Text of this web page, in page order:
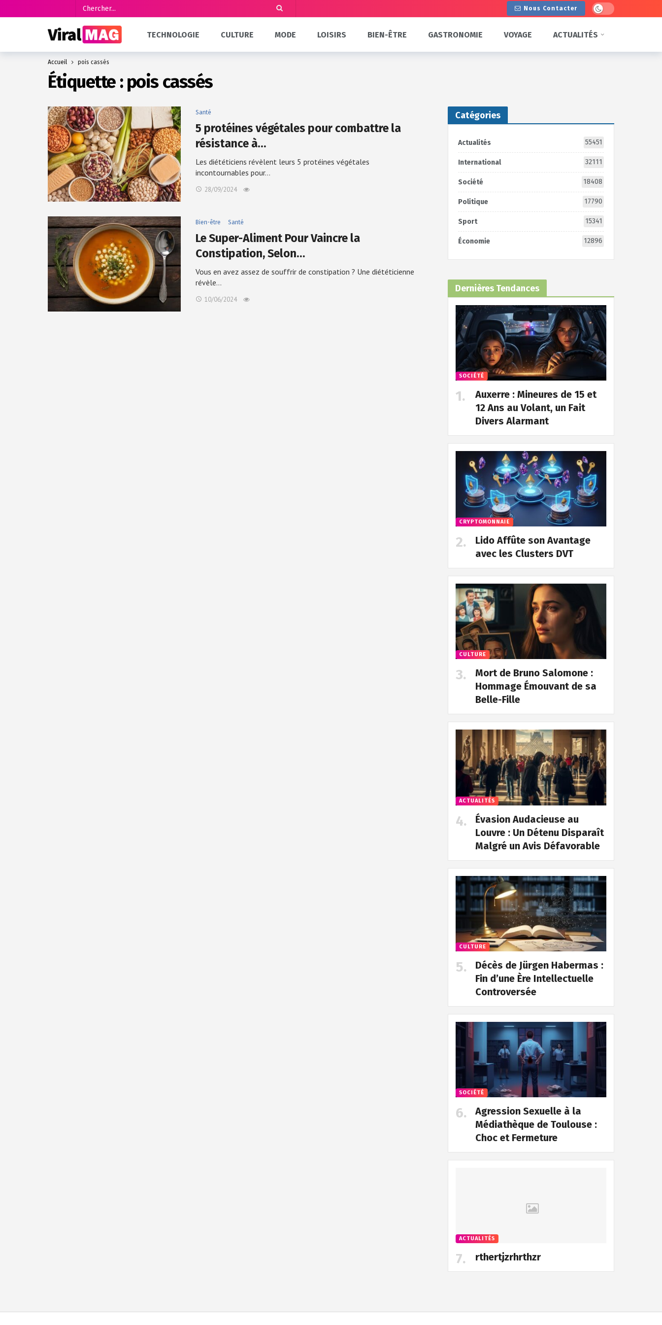
Nous Contacter Dark mode
TECHNOLOGIE CULTURE MODE LOISIRS BIEN-ÊTRE GASTRONOMIE VOYAGE ACTUALITÉS
Accueil pois cassés
Étiquette : pois cassés
Santé
5 protéines végétales pour combattre la
résistance à…
Les diététiciens révèlent leurs 5 protéines végétales
incontournables pour…
28/09/2024
Bien-être Santé
Le Super-Aliment Pour Vaincre la
Constipation, Selon…
Vous en avez assez de souffrir de constipation ? Une diététicienne
révèle…
10/06/2024
Catégories
Actualités 55451
International 32111
Société 18408
Politique 17790
Sport 15341
Économie 12896
Dernières Tendances
SOCIÉTÉ
Auxerre : Mineures de 15 et
12 Ans au Volant, un Fait
Divers Alarmant
CRYPTOMONNAIE
Lido Affûte son Avantage
avec les Clusters DVT
CULTURE
Mort de Bruno Salomone :
Hommage Émouvant de sa
Belle-Fille
ACTUALITÉS
Évasion Audacieuse au
Louvre : Un Détenu Disparaît
Malgré un Avis Défavorable
CULTURE
Décès de Jürgen Habermas :
Fin d’une Ère Intellectuelle
Controversée
SOCIÉTÉ
Agression Sexuelle à la
Médiathèque de Toulouse :
Choc et Fermeture
ACTUALITÉS
rthertjzrhrthzr